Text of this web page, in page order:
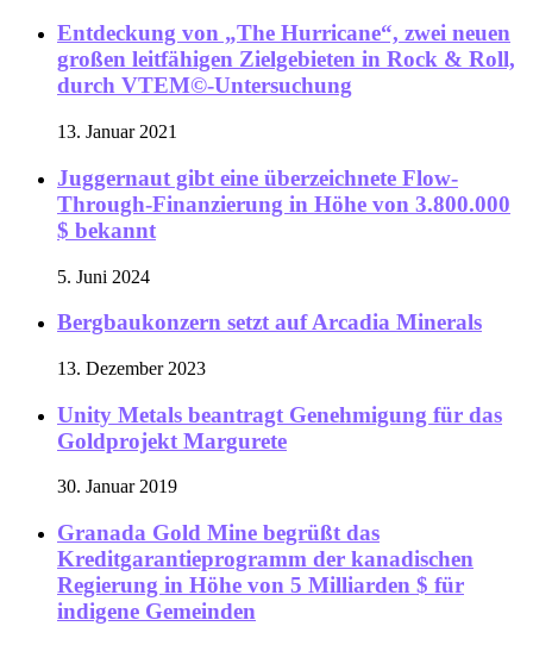
Entdeckung von „The Hurricane“, zwei neuen
großen leitfähigen Zielgebieten in Rock & Roll,
durch VTEM©-Untersuchung
13. Januar 2021
Juggernaut gibt eine überzeichnete Flow-
Through-Finanzierung in Höhe von 3.800.000
$ bekannt
5. Juni 2024
Bergbaukonzern setzt auf Arcadia Minerals
13. Dezember 2023
Unity Metals beantragt Genehmigung für das
Goldprojekt Margurete
30. Januar 2019
Granada Gold Mine begrüßt das
Kreditgarantieprogramm der kanadischen
Regierung in Höhe von 5 Milliarden $ für
indigene Gemeinden